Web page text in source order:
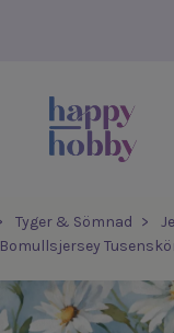
Tyger & Sömnad
Bomullsjersey